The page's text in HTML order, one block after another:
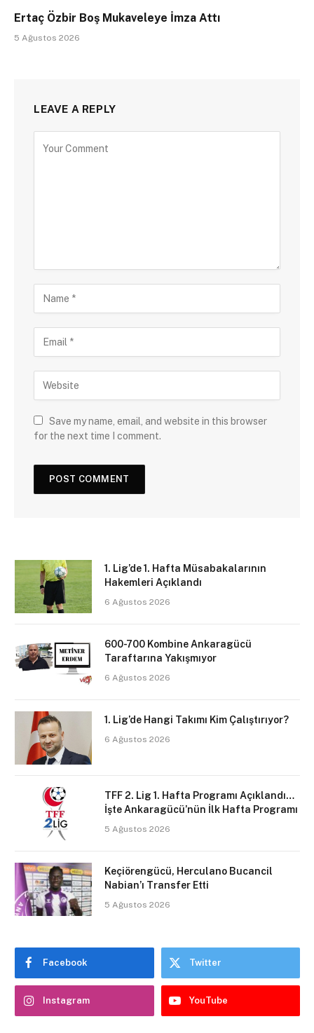
Ertaç Özbir Boş Mukaveleye İmza Attı
5 Ağustos 2026
LEAVE A REPLY
Save my name, email, and website in this browser
for the next time I comment.
1. Lig’de 1. Hafta Müsabakalarının
Hakemleri Açıklandı
6 Ağustos 2026
600-700 Kombine Ankaragücü
Taraftarına Yakışmıyor
6 Ağustos 2026
1. Lig’de Hangi Takımı Kim Çalıştırıyor?
6 Ağustos 2026
TFF 2. Lig 1. Hafta Programı Açıklandı…
İşte Ankaragücü’nün İlk Hafta Programı
5 Ağustos 2026
Keçiörengücü, Herculano Bucancil
Nabian’ı Transfer Etti
5 Ağustos 2026
Facebook Twitter
Instagram YouTube